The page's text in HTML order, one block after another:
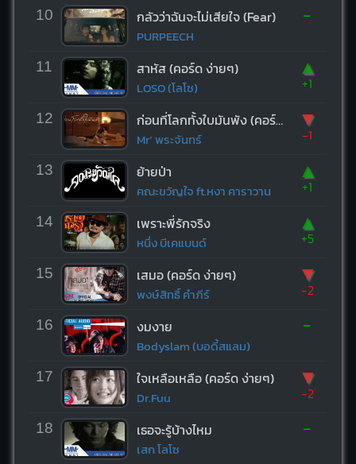
10 กลัวว่าฉันจะไม่เสียใจ (Fear)
PURPEECH
-
11 สาหัส (คอร์ด ง่ายๆ)
LOSO (โลโซ)
▲
+1
12 ก่อนที่โลกทั้งใบมันพัง (คอร์ด ง่ายๆ)
Mr’ พระจันทร์
▼
-1
13 ย้ายป่า
คณะขวัญใจ ft.หงา คาราวาน
▲
+1
14 เพราะพี่รักจริง
หนึ่ง บีเคแบนด์
▲
+5
15 เสมอ (คอร์ด ง่ายๆ)
พงษ์สิทธิ์ คำภีร์
▼
-2
16 งมงาย
Bodyslam (บอดี้สแลม)
-
17 ใจเหลือเหลือ (คอร์ด ง่ายๆ)
Dr.Fuu
▼
-2
18 เธอจะรู้บ้างไหม
เสก โลโซ
-